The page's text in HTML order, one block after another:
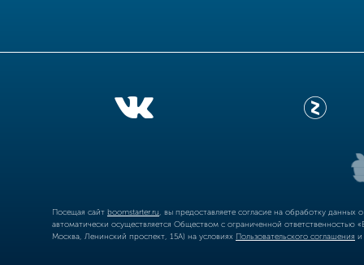
Посещая сайт boomstarter.ru , вы предоставляете согласие на обработку
автоматически осуществляется Обществом с ограниченной
Москва, Ленинский проспект, 15А) на условиях Пользовательского соглашения и